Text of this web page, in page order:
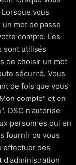
vous
mot de passe
compte. Les
sont utilisés
de choisir un mot
sécurité. Vous
de fois que vous
compte" et en
DSC n'autorise
personnes qui en
fournir ou vous
effectuer des
d'administration